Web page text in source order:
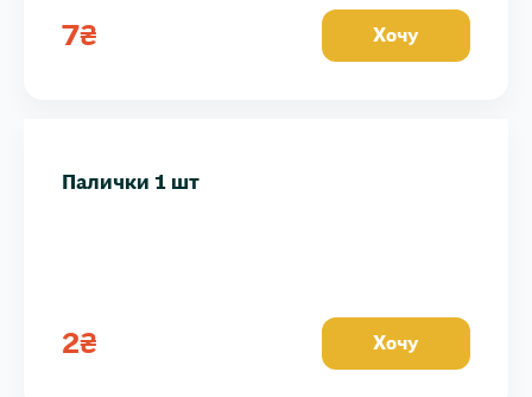
7₴ Хочу
Палички 1 шт
2₴ Хочу